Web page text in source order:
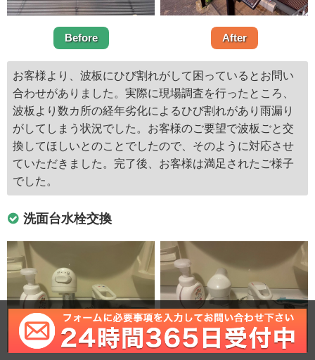
Before After
お客様より、波板にひび割れがして困っているとお問い
合わせがありました。実際に現場調査を行ったところ、
波板より数カ所の経年劣化によるひび割れがあり雨漏り
がしてしまう状況でした。お客様のご要望で波板ごと交
換してほしいとのことでしたので、そのように対応させ
ていただきました。完了後、お客様は満足されたご様子
でした。
洗面台水栓交換